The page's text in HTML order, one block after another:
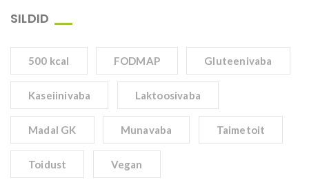
SILDID
500 kcal FODMAP Gluteenivaba
Kaseiinivaba Laktoosivaba
Madal GK Munavaba Taimetoit
Toidust Vegan